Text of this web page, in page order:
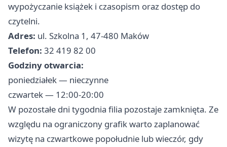
wypożyczanie książek i czasopism oraz dostęp do
czytelni.
Adres: ul. Szkolna 1, 47-480 Maków
Telefon: 32 419 82 00
Godziny otwarcia:
poniedziałek — nieczynne
czwartek — 12:00-20:00
W pozostałe dni tygodnia filia pozostaje zamknięta. Ze
względu na ograniczony grafik warto zaplanować
wizytę na czwartkowe popołudnie lub wieczór, gdy